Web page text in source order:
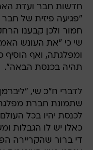
חדשות חבר ועדת
"פגיעה פיזית של
חמור ולכן קבענו
שי כי "את העונש
ומפלגתה, ואף הוסיף
תהיה בכנסת הבאה".
לדברי ח"כ שי,
שתמונת חברת
לכנסת יהיו בכל
כאלו יש לו הגבלות
די ברור שהקריירה